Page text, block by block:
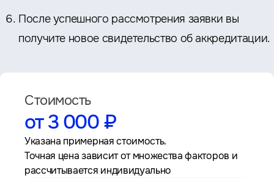
После успешного рассмотрения заявки вы
получите новое свидетельство об аккредитации.
Стоимость
от 3 000 ₽
Указана примерная стоимость.
Точная цена зависит от множества факторов и
рассчитывается индивидуально